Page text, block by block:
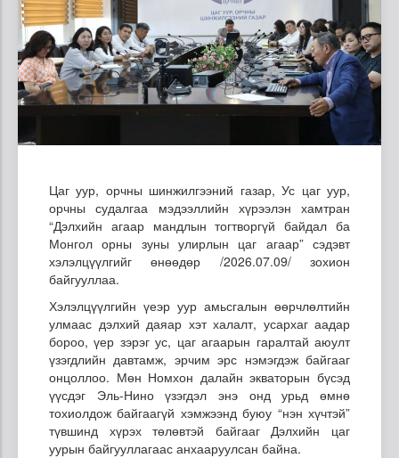
Цаг уур, орчны шинжилгээний газар, Ус цаг уур,
орчны судалгаа мэдээллийн хүрээлэн хамтран
“Дэлхийн агаар мандлын тогтворгүй байдал ба
Монгол орны зуны улирлын цаг агаар” сэдэвт
хэлэлцүүлгийг өнөөдөр /2026.07.09/ зохион
байгууллаа.
Хэлэлцүүлгийн үеэр уур амьсгалын өөрчлөлтийн
улмаас дэлхий даяар хэт халалт, усархаг аадар
бороо, үер зэрэг ус, цаг агаарын гаралтай аюулт
үзэгдлийн давтамж, эрчим эрс нэмэгдэж байгааг
онцоллоо. Мөн Номхон далайн экваторын бүсэд
үүсдэг Эль-Нино үзэгдэл энэ онд урьд өмнө
тохиолдож байгаагүй хэмжээнд буюу “нэн хүчтэй”
түвшинд хүрэх төлөвтэй байгааг Дэлхийн цаг
уурын байгууллагаас анхааруулсан байна.